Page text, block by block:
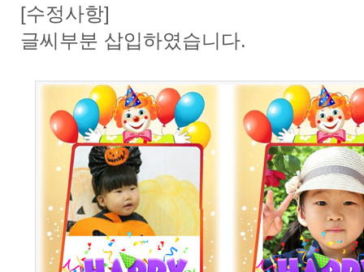
[수정사항]
글씨부분 삽입하였습니다.